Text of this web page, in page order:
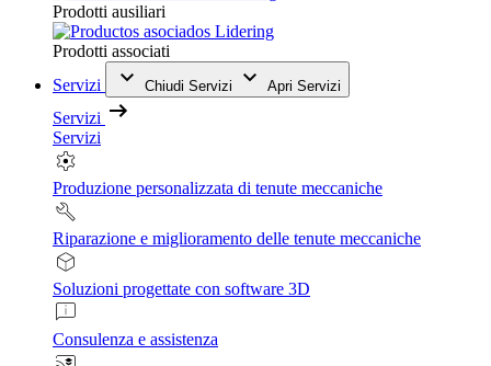
Prodotti ausiliari
Prodotti associati
Servizi
Chiudi Servizi Apri Servizi
Servizi
Servizi
Produzione personalizzata di tenute meccaniche
Riparazione e miglioramento delle tenute meccaniche
Soluzioni progettate con software 3D
Consulenza e assistenza